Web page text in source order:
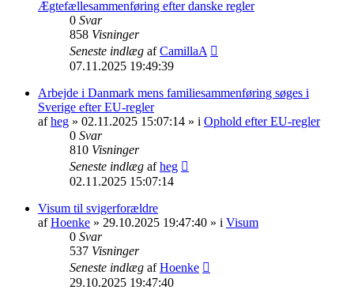
Ægtefællesammenføring efter danske regler
0 Svar
858 Visninger
Seneste indlæg afCamillaA
07.11.2025 19:49:39
Arbejde i Danmark mens familiesammenføring søges i
Sverige efter EU-regler
afheg » 02.11.2025 15:07:14 » i Ophold efter EU-regler
0 Svar
810 Visninger
Seneste indlæg afheg
02.11.2025 15:07:14
Visum til svigerforældre
afHoenke » 29.10.2025 19:47:40 » i Visum
0 Svar
537 Visninger
Seneste indlæg afHoenke
29.10.2025 19:47:40